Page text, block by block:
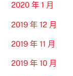
2020 年 1 月
2019 年 12 月
2019 年 11 月
2019 年 10 月